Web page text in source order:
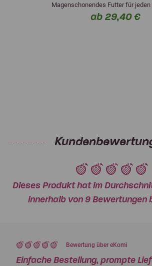
Magenschonendes Futter für
ab 29,40 €
Dieses Produkt hat im
innerhalb von 9 Bewertungen
Bewertung über eKomi
Einfache Bestellung, prompte